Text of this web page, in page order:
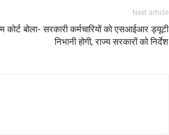
Next article
कोर्ट बोला- सरकारी कर्मचारियों को एसआईआर ड्यूटी
निभानी होगी, राज्य सरकारों को निर्देश